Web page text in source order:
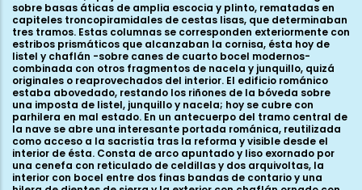
sobre basas áticas de amplia escocia y plinto, rematadas en
capiteles troncopiramidales de cestas lisas, que determinaban
tres tramos. Estas columnas se corresponden exteriormente con
estribos prismáticos que alcanzaban la cornisa, ésta hoy de
listel y chaflán -sobre canes de cuarto bocel modernos-
combinada con otros fragmentos de nacela y junquillo, quizá
originales o reaprovechados del interior. El edificio románico
estaba abovedado, restando los riñones de la bóveda sobre
una imposta de listel, junquillo y nacela; hoy se cubre con
parhilera en mal estado. En un antecuerpo del tramo central de
la nave se abre una interesante portada románica, reutilizada
como acceso a la sacristía tras la reforma y visible desde el
interior de ésta. Consta de arco apuntado y liso exornado por
una cenefa con reticulado de celdillas y dos arquivoltas, la
interior con bocel entre dos finas bandas de contario y una